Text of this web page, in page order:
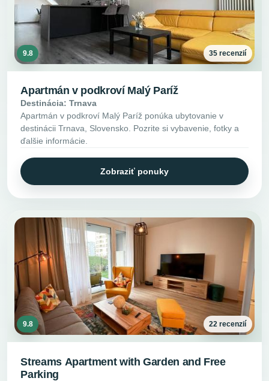
9.8 35 recenzií
Apartmán v podkroví Malý Paríž
Destinácia: Trnava
Apartmán v podkroví Malý Paríž ponúka ubytovanie v
destinácii Trnava, Slovensko. Pozrite si vybavenie, fotky a
ďalšie informácie.
Zobraziť ponuky
9.8 22 recenzií
Streams Apartment with Garden and Free
Parking